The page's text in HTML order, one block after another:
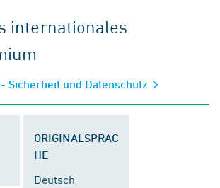
internationales
- Sicherheit und Datenschutz
ORIGINALSPRAC
HE
Deutsch